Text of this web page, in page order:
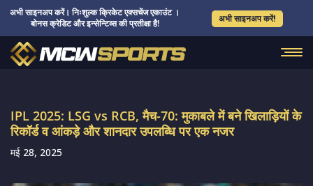
अभी साइनअप करें। निःशुल्क क्रिकेट एक्सचेंज एकाउंट ।
बोनस क्रेडिट और इन्सेन्टिव्स की प्रतीक्षा है!
अभी साइनअप करें!
IPL 2025: LSG vs RCB, मैच-70: मुकाबले में बने खिलाड़ियों के
रिकॉर्ड व आंकड़े और शानदार उपलब्धि पर एक नजर
मई 28, 2025